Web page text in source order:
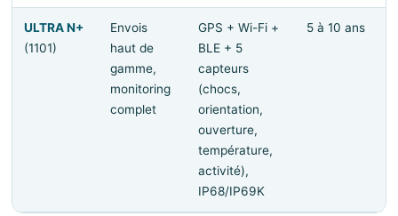
ULTRA N+
(1101)
Envois
haut de
gamme,
monitoring
complet
GPS + Wi-Fi +
BLE + 5
capteurs
(chocs,
orientation,
ouverture,
température,
activité),
IP68/IP69K
5 à 10 ans